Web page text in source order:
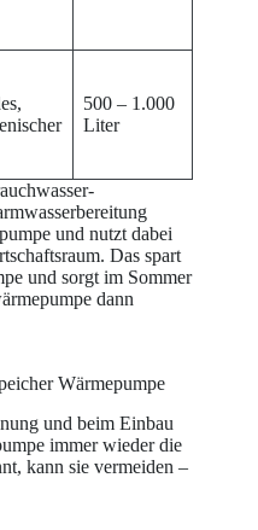
500 – 1.000
Liter
und nutzt dabei
Das spart
und sorgt im Sommer
dann
Wärmepumpe
und beim Einbau
immer wieder die
kann sie vermeiden –